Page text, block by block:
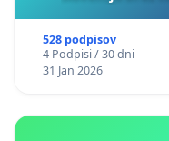
528 podpisov
4 Podpisi / 30 dni
31 Jan 2026